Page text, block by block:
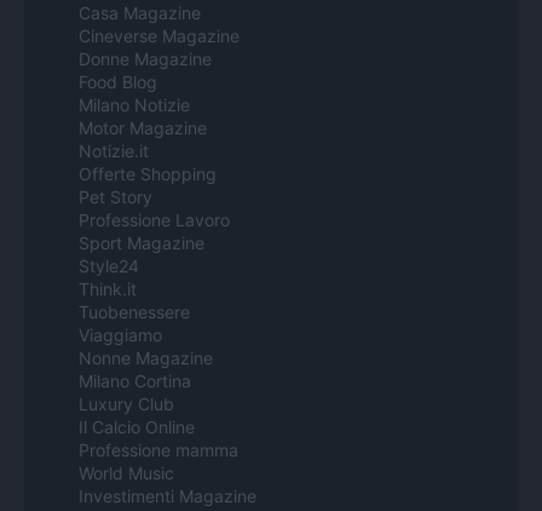
Casa Magazine
Cineverse Magazine
Donne Magazine
Food Blog
Milano Notizie
Motor Magazine
Notizie.it
Offerte Shopping
Pet Story
Professione Lavoro
Sport Magazine
Style24
Think.it
Tuobenessere
Viaggiamo
Nonne Magazine
Milano Cortina
Luxury Club
Il Calcio Online
Professione mamma
World Music
Investimenti Magazine